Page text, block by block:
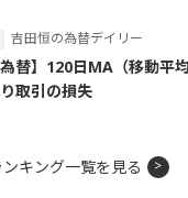
吉田恒の為替デイリー
為替】120日MA（移動平
取引の損失
ンキング一覧を見る